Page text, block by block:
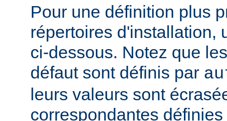
Pour une définition plus
répertoires d'installation,
ci-dessous. Notez que
défaut sont définis par
leurs valeurs sont
correspondantes